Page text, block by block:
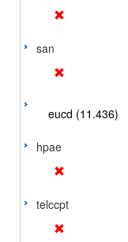
san
eucd (11.436)
hpae
telccpt